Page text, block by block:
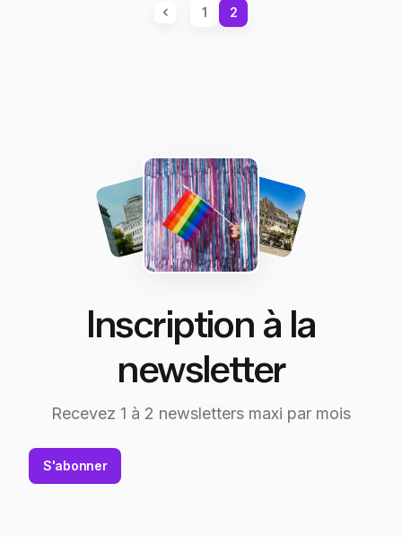
1 2
Inscription à la
newsletter
Recevez 1 à 2 newsletters maxi par mois
S'abonner